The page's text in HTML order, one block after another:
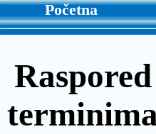
Početna